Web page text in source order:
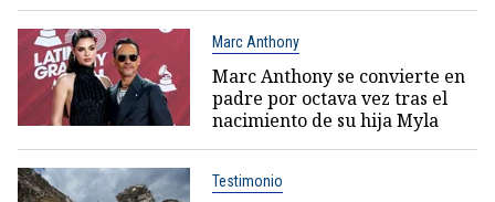
Marc Anthony
Marc Anthony se convierte en
padre por octava vez tras el
nacimiento de su hija Myla
Testimonio